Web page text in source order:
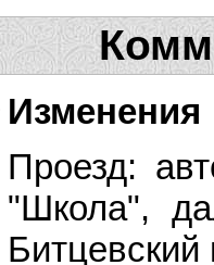
Изменения
Проезд:
"Школа",
Битцевский